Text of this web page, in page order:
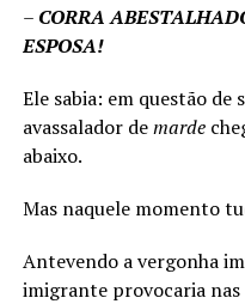
– CORRA
ESPOSA!
Ele sabia: em questão de
avassalador demarde
abaixo.
Mas naquele momento
Antevendo a vergonha
imigrante provocaria nas